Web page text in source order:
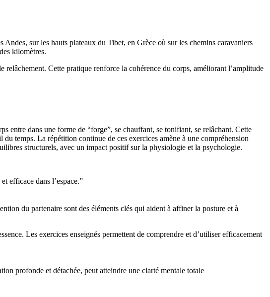
sur les hauts plateaux du Tibet, en Grèce où sur les chemins caravaniers
kilomètres.
Cette pratique renforce la cohérence du corps, améliorant l’amplitude
entre dans une forme de “forge”, se chauffant, se tonifiant, se relâchant. Cette
temps. La répétition continue de ces exercices amène à une compréhension
structurels, avec un impact positif sur la physiologie et la psychologie.
efficace dans l’espace.”
du partenaire sont des éléments clés qui aident à affiner la posture et à
Les exercices enseignés permettent de comprendre et d’utiliser efficacement
profonde et détachée, peut atteindre une clarté mentale totale